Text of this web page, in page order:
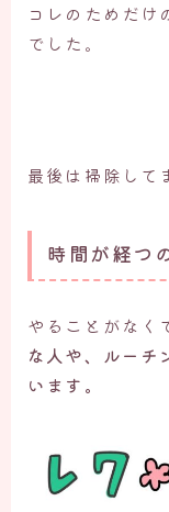
コレのためだけ
でした。
最後は掃除して
時間が経つ
やることがなく
な人や、ルーチ
います。